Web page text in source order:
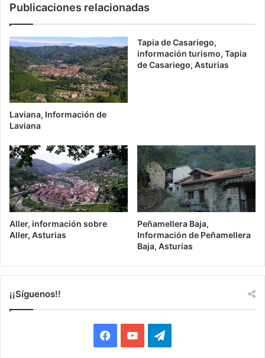
Publicaciones relacionadas
Laviana, Información de
Laviana
Tapia de Casariego,
información turismo, Tapia
de Casariego, Asturias
Aller, información sobre
Aller, Asturias
Peñamellera Baja,
Información de Peñamellera
Baja, Asturias
¡¡Síguenos!!
Facebook
YouTubeTelegram